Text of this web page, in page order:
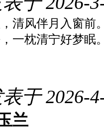
清风伴月入窗前
一枕清宁好梦眠
于 2026-